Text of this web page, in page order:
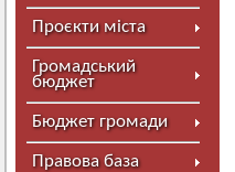
Проєкти міста
Громадський
бюджет
Бюджет громади
Правова база